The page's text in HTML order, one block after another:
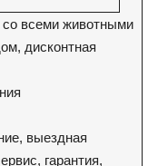
всеми животными
дисконтная
выездная
гарантия,